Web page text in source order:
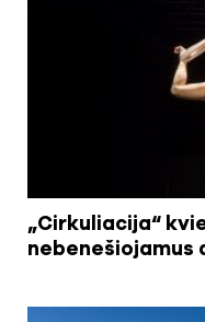
„Cirkuliacija“
nebenešiojamus